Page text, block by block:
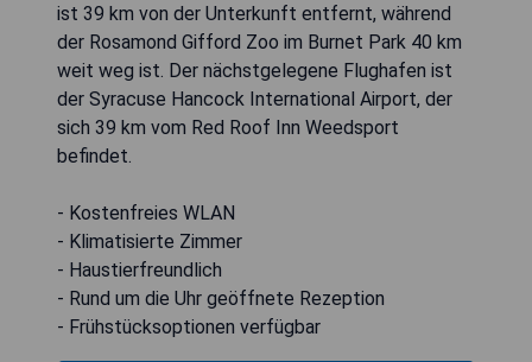
ist 39 km von der Unterkunft entfernt, während
der Rosamond Gifford Zoo im Burnet Park 40 km
weit weg ist. Der nächstgelegene Flughafen ist
der Syracuse Hancock International Airport, der
sich 39 km vom Red Roof Inn Weedsport
befindet.
- Kostenfreies WLAN
- Klimatisierte Zimmer
- Haustierfreundlich
- Rund um die Uhr geöffnete Rezeption
- Frühstücksoptionen verfügbar